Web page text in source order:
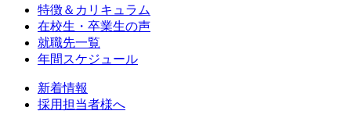
特徴＆カリキュラム
在校生・卒業生の声
就職先一覧
年間スケジュール
新着情報
採用担当者様へ